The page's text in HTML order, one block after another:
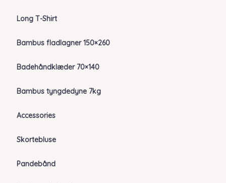
Long T-Shirt
Bambus fladlagner 150×260
Badehåndklæder 70×140
Bambus tyngdedyne 7kg
Accessories
Skortebluse
Pandebånd